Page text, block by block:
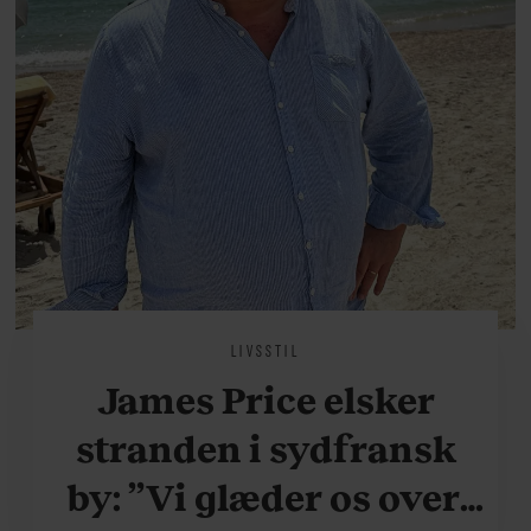
LIVSSTIL
James Price elsker
stranden i sydfransk
by: ”Vi glæder os over,